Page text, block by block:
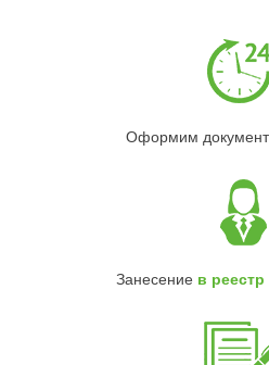
Оформим
Занесение в реестр